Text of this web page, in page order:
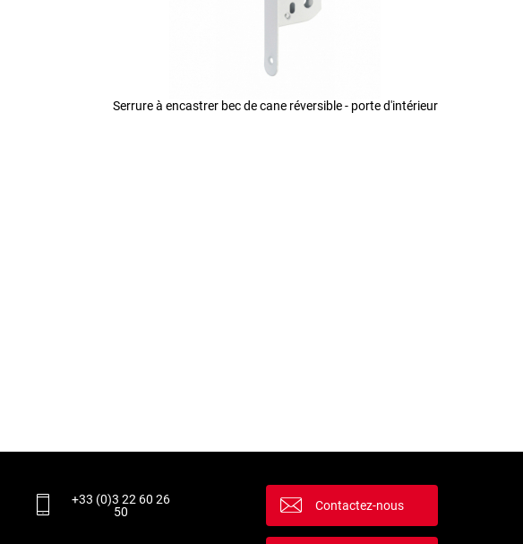
Serrure à encastrer bec de cane réversible - porte d'intérieur
+33 (0)3 22 60 26
50
Contactez-nous